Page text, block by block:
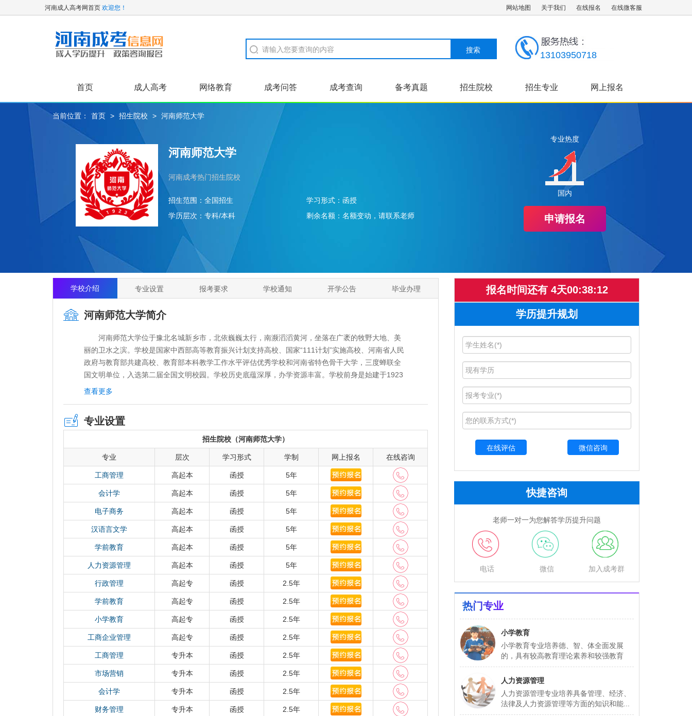
河南成人高考网首页 欢迎您！ 网站地图 关于我们 在线报名 在线微客服
13103950718
首页 成人高考 网络教育 成考问答 成考查询 备考真题 招生院校 招生专业 网上报名
关于我们 高起专 专升本 证书样本
当前位置： 首页 > 招生院校 > 河南师范大学
河南师范大学
河南成考热门招生院校
招生范围： 全国招生 学习形式： 函授
学历层次： 专科/本科 剩余名额： 名额变动，请联系老师
专业热度
国内
申请报名
学校介绍 专业设置 报考要求 学校通知 开学公告 毕业办理
河南师范大学简介
河南师范大学位于豫北名城新乡市，北依巍巍太行，南濒滔滔黄河，坐落在广袤的牧野大地、美
丽的卫水之滨。学校是国家中西部高等教育振兴计划支持高校、国家“111计划”实施高校、河南省人民
政府与教育部共建高校、教育部本科教学工作水平评估优秀学校和河南省特色骨干大学，三度蝉联全
国文明单位，入选第二届全国文明校园。学校历史底蕴深厚，办学资源丰富。学校前身是始建于1923
年的中州大学(原国立河南大学前身)理科和创建于1951年的平原师范学院，历经河南师范学院二院、
教风、“尚诚朴 勤学问 重团结 养正气”的学风，积累和沉淀了“崇文明道 尚诚守德 抱朴求真”的师大精
神，以校风淳、教风正、学风浓、教学水平高享誉省内外。学校占地面积135.72万平方米，建筑面积
111.22万平方米，中外文纸质图书303余万册，电子图书821余万册。建有全球唯一一家帕瓦罗蒂音乐
艺术中心和河南省规模最大、种类最多的生物标本馆，办有附属中学、附属小学和幼儿园。
学校学科门类齐全，培养体系完备。现有哲学、经济学、法学、教育学、文学、历史学、理学、
工学、农学、管理学、艺术学等11大学科门类。设有25个学院(部)，85个本科专业，其中国家一流本
科专业建设点21个，27个硕士学位授权一级学科、7个硕士学位授权二级学科、18个硕士专业学位类
别，10个博士学位授权一级学科、1个博士专业学位类别，7个博士后科研流动站，各类学生6万余人。
拥有国家学科创新引智基地(“111计划”)2个、河南省特色骨干A类学科4个，河南省一级重点学科28个;
化学、工程学、材料科学等3个学科持续进入ESI全球前1%，学校ESI综合排名居全省高校第3位;化
学、环境科学、物理学等3个学科进入本领域自然指数内地高校百强学科榜单。
学校师资力量雄厚，拔尖人才辈出。建校以来，曹理卿、郝象吾、孙祥正、赵新吾、赵纪彬、李
俊甫、姚从工、魏明初、樊映川、杜孟模、孙作云、黄敦慈、许梦瀛、卢锦梭等著名学者先后在此执
教治学。近年来，又涌现出王键吉、鲁公儒、徐存拴、郭宗明、常俊标等一大批在国内外有影响的专
家学者。现有在岗教职工2800余人，其中，双聘院士8人，国家杰青、国家优青、国家万人计划、长江
学者、中原学者等高层次人才100余人，教育部科技创新团队2个，国家教学团队2个，全国百篇优秀博
士学位论文获得者1人。根据近几年的中国大学评价，我校教师学术水平、教师绩效和办学性价比均位
居河南省高校前列，学校综合排名始终保持在河南省前三名。
学校坚持立德树人，教育教学成果丰硕。学校是国家卓越教师培养计划、国家大学生创新创业训
练计划、国家卓越农林人才教育培养计划实施高校。拥有4个国家级、8个省级实验教学示范中心，获
得国家质量工程建设项目79项、国家教学成果奖7项(近四届)，在河南省教师教育改革中发挥着愈来愈
重要的引领和示范作用。学生在中国“互联网+”大学生创新创业大赛、“挑战杯”全国大学生课外学术科
技作品竞赛、“创青春”全国大学生创业大赛、全国大学生数学建模竞赛等国际、国内竞赛中获得省部级
以上奖励1100余项，在教育部主办的“东芝杯”中国师范大学理科师范生教学技能创新大赛中，团体成
查看更多
专业设置
招生院校（河南师范大学）
专业 层次 学习形式 学制 网上报名 在线咨询
工商管理 高起本 函授 5年
会计学 高起本 函授 5年
电子商务 高起本 函授 5年
汉语言文学 高起本 函授 5年
学前教育 高起本 函授 5年
人力资源管理 高起本 函授 5年
行政管理 高起专 函授 2.5年
学前教育 高起专 函授 2.5年
小学教育 高起专 函授 2.5年
工商企业管理 高起专 函授 2.5年
工商管理 专升本 函授 2.5年
市场营销 专升本 函授 2.5年
会计学 专升本 函授 2.5年
财务管理 专升本 函授 2.5年
报名时间还有 4天00:38:12
学历提升规划
微信咨询
快捷咨询
老师一对一为您解答学历提升问题
电话 微信 加入成考群
热门专业
小学教育
小学教育专业培养德、智、体全面发展
的，具有较高教育理论素养和较强教育
实...
人力资源管理
人力资源管理专业培养具备管理、经济、
法律及人力资源管理等方面的知识和能...